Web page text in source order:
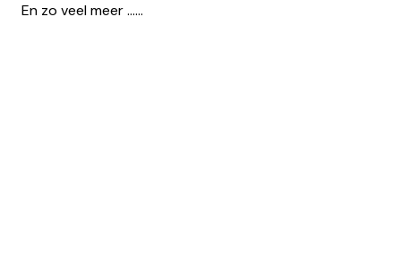
En zo veel meer ......